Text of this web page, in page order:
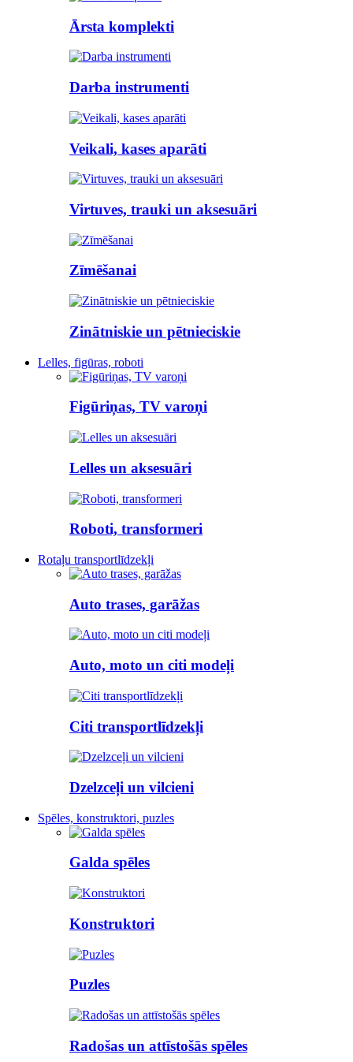
Ārsta komplekti
Darba instrumenti
Veikali, kases aparāti
Virtuves, trauki un aksesuāri
Zīmēšanai
Zinātniskie un pētnieciskie
Lelles, figūras, roboti
Figūriņas, TV varoņi
Lelles un aksesuāri
Roboti, transformeri
Rotaļu transportlīdzekļi
Auto trases, garāžas
Auto, moto un citi modeļi
Citi transportlīdzekļi
Dzelzceļi un vilcieni
Spēles, konstruktori, puzles
Galda spēles
Konstruktori
Puzles
Radošas un attīstošās spēles